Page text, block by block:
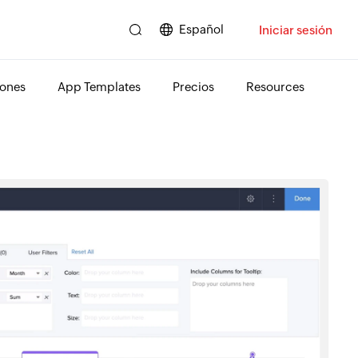
Español Iniciar sesión
App Templates Precios Resources